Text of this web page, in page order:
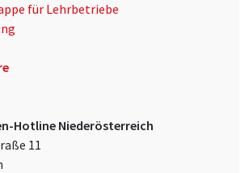
für Lehrbetriebe
Hotline Niederösterreich
11